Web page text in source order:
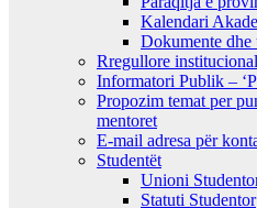
Kalendari
Dokumente dhe
Rregullore
Informatori Publik –
Propozim temat per
mentoret
E-mail adresa për
Studentët
Unioni
Statuti Studentor